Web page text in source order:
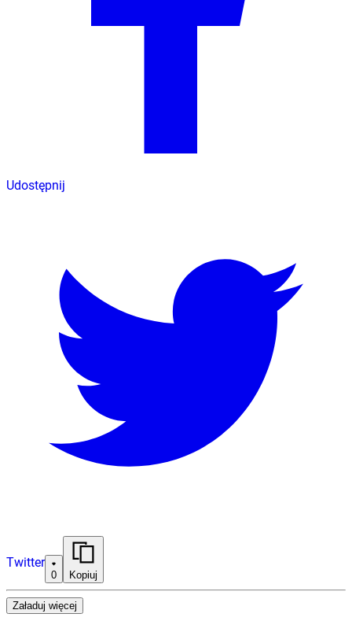
Udostępnij
Twitter
0 Kopiuj
Załaduj więcej